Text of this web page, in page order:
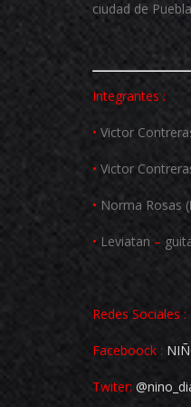
ciudad de
Integrantes :
• Victor
• Victor
• Norma Rosas (
• Leviatan –
Redes Sociales :
Faceboock :
Twiter: